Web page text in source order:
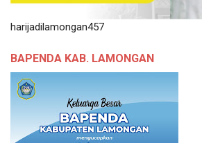
harijadilamongan457
BAPENDA KAB. LAMONGAN